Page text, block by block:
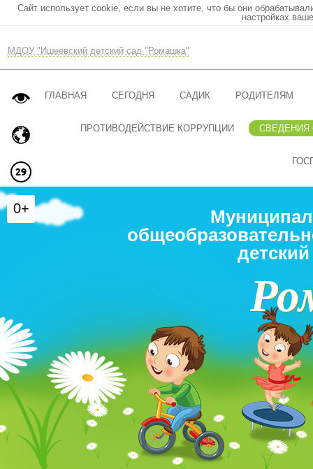
Сайт использует cookie, если вы не хотите, что бы они
настройках
МДОУ "Ишеевский детский сад "Ромашка"
ГЛАВНАЯ СЕГОДНЯ САДИК РОДИТЕЛЯМ
ПРОТИВОДЕЙСТВИЕ КОРРУПЦИИ СВЕДЕНИЯ
0+